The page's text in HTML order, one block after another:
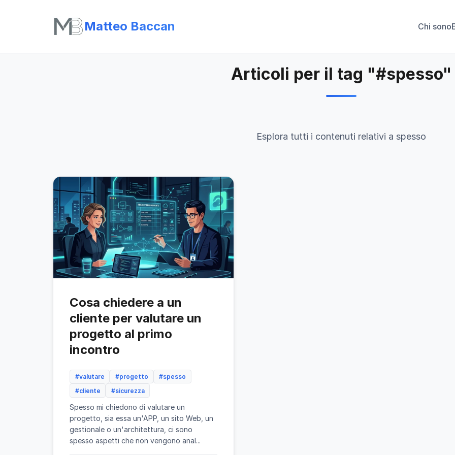
Matteo Baccan Chi sono
Articoli per il tag "#spesso"
Esplora tutti i contenuti relativi a spesso
Cosa chiedere a un
cliente per valutare un
progetto al primo
incontro
#valutare #progetto
#spesso
#cliente
#sicurezza
Spesso mi chiedono di valutare un
progetto, sia essa un'APP, un sito Web, un
gestionale o un'architettura, ci sono
spesso aspetti che non vengono anal...